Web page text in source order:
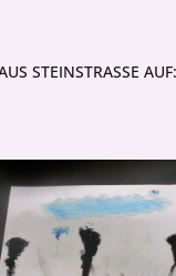
STEINSTRASSE AUF: